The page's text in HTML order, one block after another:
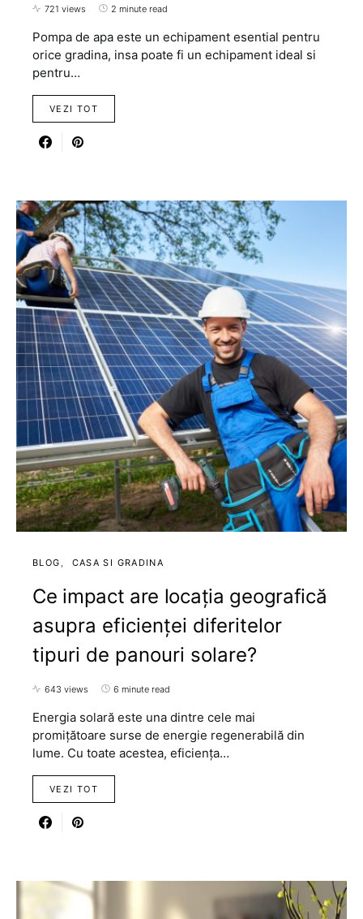
721 views 2 minute read
Pompa de apa este un echipament esential pentru
orice gradina, insa poate fi un echipament ideal si
pentru…
VEZI TOT
BLOG CASA SI GRADINA
Ce impact are locația geografică
asupra eficienței diferitelor
tipuri de panouri solare?
643 views 6 minute read
Energia solară este una dintre cele mai
promițătoare surse de energie regenerabilă din
lume. Cu toate acestea, eficiența…
VEZI TOT